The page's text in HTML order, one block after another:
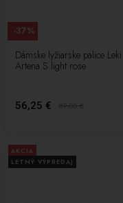
Dámske lyžiarske palice Leki
Artena S light rose
56,25 € 89,00€
-37%
AKCIA
LETNÝ VÝPREDAJ